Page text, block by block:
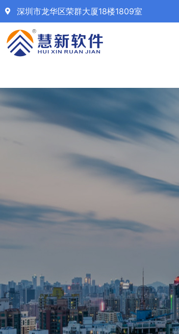
深圳市龙华区荣群大厦18楼1809室